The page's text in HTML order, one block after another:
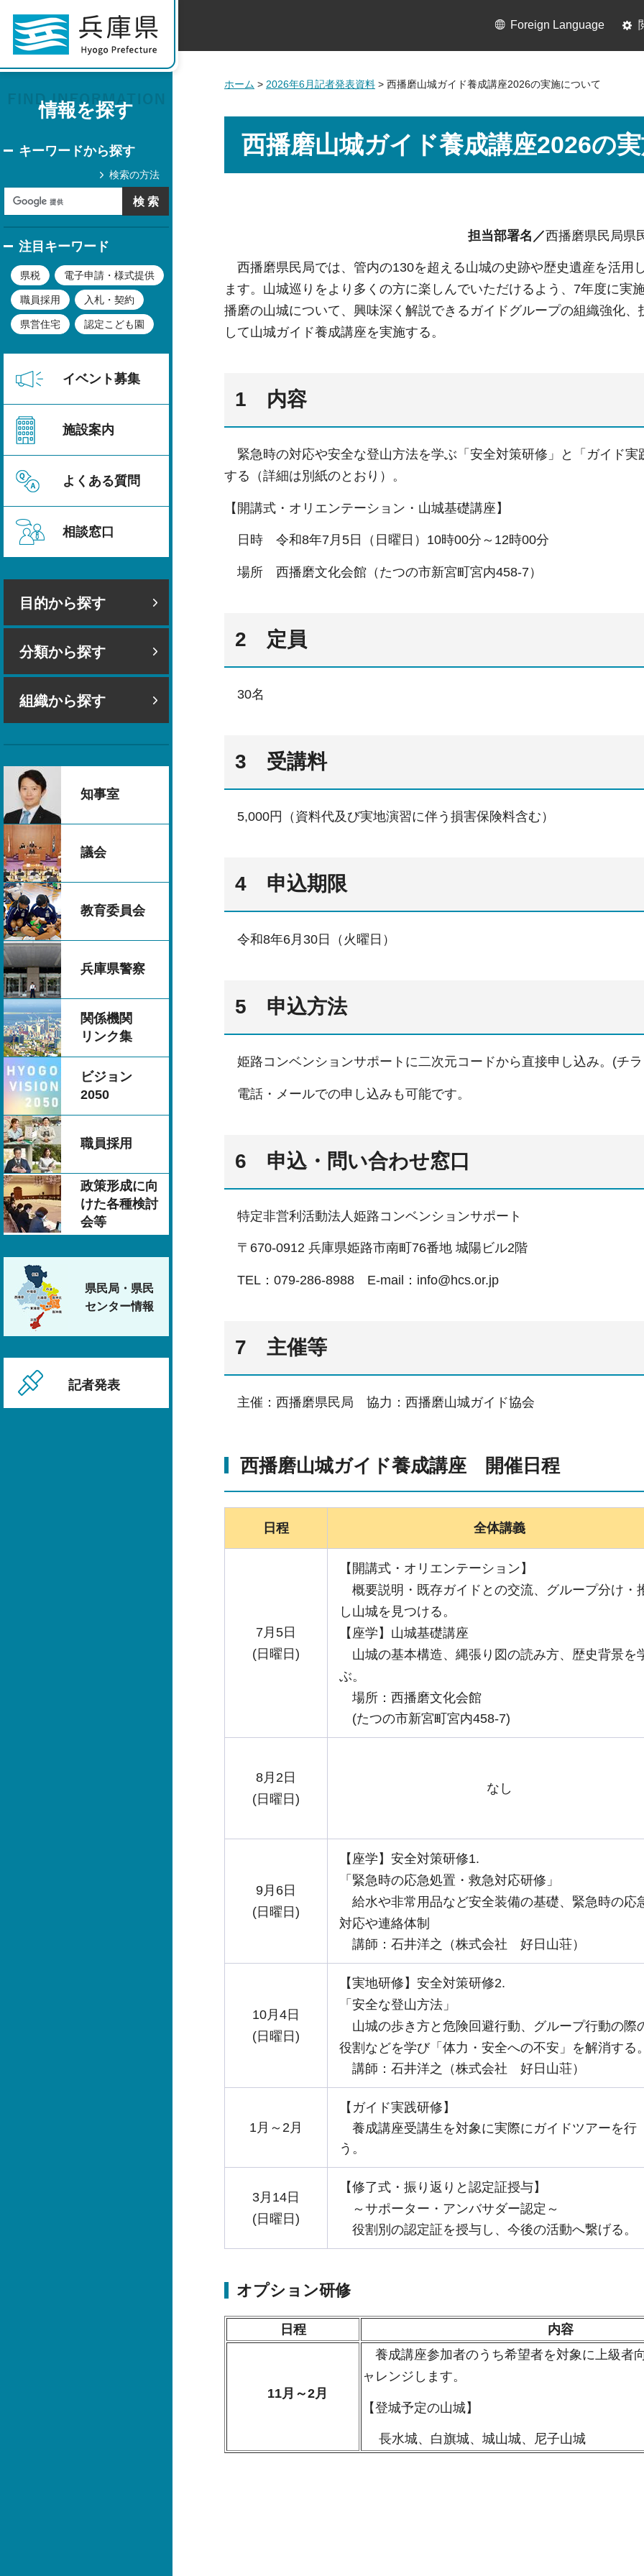
情報を探す
キーワードから探す
検索の方法
注目キーワード
県税 電子申請・様式提供
職員採用 入札・契約
県営住宅 認定こども園
イベント募集
施設案内
よくある質問
相談窓口
目的から探す
分類から探す
組織から探す
知事室
議会
教育委員会
兵庫県警察
関係機関
リンク集
ビジョン
2050
職員採用
政策形成に向
けた各種検討
会等
県民局・県民
センター情報
記者発表
Foreign Language
ホーム > 2026年6月記者発表資料 > 西播磨山城ガイド養成講座2026の実施について
西播磨山城ガイド養成講座2026の
担当部署名／西播磨県民局
西播磨県民局では、管内の130を超える山城の史跡や歴史遺産を活用
ます。山城巡りをより多くの方に楽しんでいただけるよう、7年度に実
播磨の山城について、興味深く解説できるガイドグループの組織強化
して山城ガイド養成講座を実施する。
1 内容
緊急時の対応や安全な登山方法を学ぶ「安全対策研修」と「ガイド
する（詳細は別紙のとおり）。
【開講式・オリエンテーション・山城基礎講座】
日時 令和8年7月5日（日曜日）10時00分～12時00分
場所 西播磨文化会館（たつの市新宮町宮内458-7）
2 定員
30名
3 受講料
5,000円（資料代及び実地演習に伴う損害保険料含む）
4 申込期限
令和8年6月30日（火曜日）
5 申込方法
姫路コンベンションサポートに二次元コードから直接申し込み。(チ
電話・メールでの申し込みも可能です。
6 申込・問い合わせ窓口
特定非営利活動法人姫路コンベンションサポート
〒670-0912 兵庫県姫路市南町76番地 城陽ビル2階
TEL：079-286-8988 E-mail：info@hcs.or.jp
7 主催等
主催：西播磨県民局 協力：西播磨山城ガイド協会
西播磨山城ガイド養成講座 開催日程
日程 全体講義
7月5日
(日曜日)
【開講式・オリエンテーション】
概要説明・既存ガイドとの交流、グループ分け・
し山城を見つける。
【座学】山城基礎講座
山城の基本構造、縄張り図の読み方、歴史背景を
ぶ。
場所：西播磨文化会館
(たつの市新宮町宮内458-7)
8月2日
(日曜日)
なし
9月6日
(日曜日)
【座学】安全対策研修1.
「緊急時の応急処置・救急対応研修」
給水や非常用品など安全装備の基礎、緊急時の応
対応や連絡体制
講師：石井洋之（株式会社 好日山荘）
10月4日
(日曜日)
【実地研修】安全対策研修2.
「安全な登山方法」
山城の歩き方と危険回避行動、グループ行動の際
役割などを学び「体力・安全への不安」を解消する
講師：石井洋之（株式会社 好日山荘）
1月～2月
【ガイド実践研修】
養成講座受講生を対象に実際にガイドツアーを行
う。
3月14日
(日曜日)
【修了式・振り返りと認定証授与】
～サポーター・アンバサダー認定～
役割別の認定証を授与し、今後の活動へ繋げる。
オプション研修
日程 内容
11月～2月
養成講座参加者のうち希望者を対象に上級者
ャレンジします。
【登城予定の山城】
長水城、白旗城、城山城、尼子山城